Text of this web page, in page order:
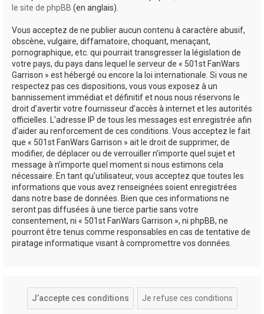
le site de phpBB (en anglais).
Vous acceptez de ne publier aucun contenu à caractère abusif,
obscène, vulgaire, diffamatoire, choquant, menaçant,
pornographique, etc. qui pourrait transgresser la législation de
votre pays, du pays dans lequel le serveur de « 501st FanWars
Garrison » est hébergé ou encore la loi internationale. Si vous ne
respectez pas ces dispositions, vous vous exposez à un
bannissement immédiat et définitif et nous nous réservons le
droit d’avertir votre fournisseur d’accès à internet et les autorités
officielles. L’adresse IP de tous les messages est enregistrée afin
d’aider au renforcement de ces conditions. Vous acceptez le fait
que « 501st FanWars Garrison » ait le droit de supprimer, de
modifier, de déplacer ou de verrouiller n’importe quel sujet et
message à n’importe quel moment si nous estimons cela
nécessaire. En tant qu’utilisateur, vous acceptez que toutes les
informations que vous avez renseignées soient enregistrées
dans notre base de données. Bien que ces informations ne
seront pas diffusées à une tierce partie sans votre
consentement, ni « 501st FanWars Garrison », ni phpBB, ne
pourront être tenus comme responsables en cas de tentative de
piratage informatique visant à compromettre vos données.